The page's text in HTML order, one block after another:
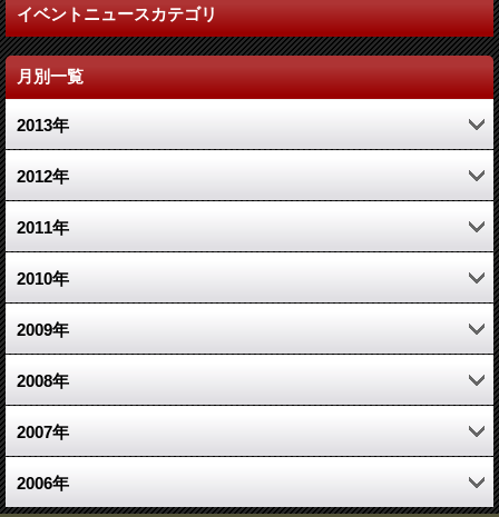
イベントニュースカテゴリ
月別一覧
2013年
10月 (1)
6月 (1)
5月 (1)
1月 (1)
2012年
2月 (1)
2011年
12月 (1)
10月 (1)
5月 (1)
4月 (1)
3月 (1)
2010年
10月 (1)
8月 (2)
6月 (1)
4月 (1)
2009年
12月 (1)
9月 (1)
8月 (1)
2008年
12月 (1)
11月 (1)
2007年
12月 (2)
2006年